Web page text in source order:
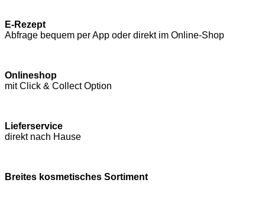
E-Rezept
Abfrage bequem per App oder direkt im Online-Shop
Onlineshop
mit Click & Collect Option
Lieferservice
direkt nach Hause
Breites kosmetisches Sortiment